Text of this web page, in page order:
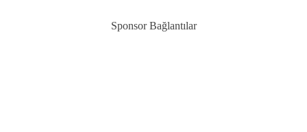
Sponsor Bağlantılar